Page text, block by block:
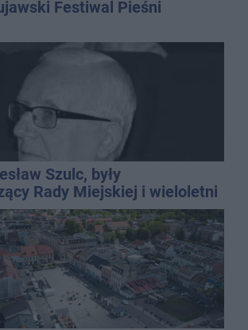
Festiwal Pieśni
Szulc, były
Rady Miejskiej i wieloletni